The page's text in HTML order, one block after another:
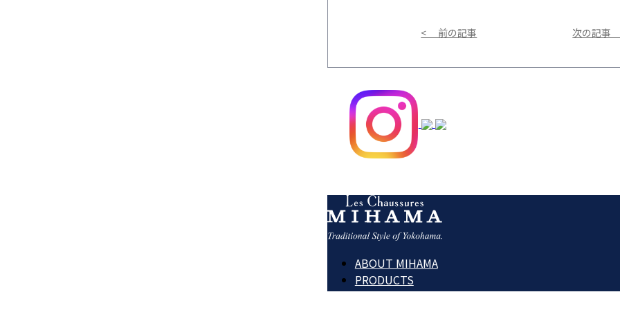
< 前の記事 次の記
ABOUT MIHAMA
PRODUCTS
REPAIR